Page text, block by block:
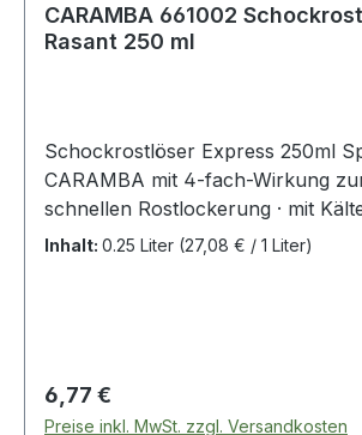
CARAMBA 661002
Rasant 250 ml
Schockrostlöser Express 250ml
CARAMBA mit 4-fach-Wirkung
schnellen Rostlockerung · mit
bis zu -35 °C · für alte und
Roststruktur, wodurch der
und tiefer eindringen kann · silikon-
Inhalt: 0.25 Liter (27,08 € / 1 Liter)
Regulärer Preis:
6,77 €
Preise inkl. MwSt. zzgl. Versandkosten